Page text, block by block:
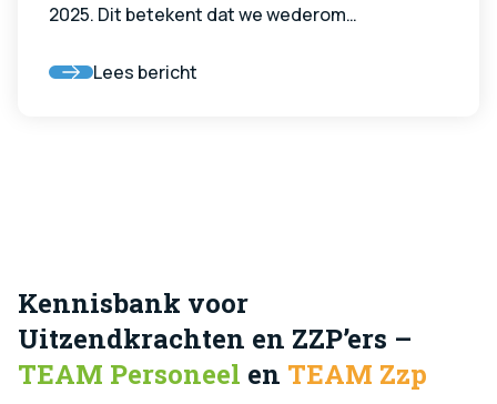
2025. Dit betekent dat we wederom
gebied van veiligheid en gezondheid voor het
Lees bericht
Kennisbank voor
Uitzendkrachten en ZZP’ers –
TEAM Personeel en TEAM Zzp